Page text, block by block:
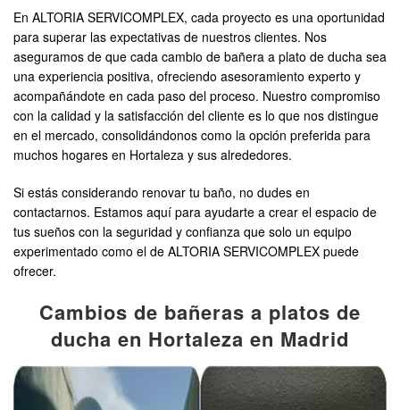
En ALTORIA SERVICOMPLEX, cada proyecto es una oportunidad
para superar las expectativas de nuestros clientes. Nos
aseguramos de que cada cambio de bañera a plato de ducha sea
una experiencia positiva, ofreciendo asesoramiento experto y
acompañándote en cada paso del proceso. Nuestro compromiso
con la calidad y la satisfacción del cliente es lo que nos distingue
en el mercado, consolidándonos como la opción preferida para
muchos hogares en Hortaleza y sus alrededores.
Si estás considerando renovar tu baño, no dudes en
contactarnos. Estamos aquí para ayudarte a crear el espacio de
tus sueños con la seguridad y confianza que solo un equipo
experimentado como el de ALTORIA SERVICOMPLEX puede
ofrecer.
Cambios de bañeras a platos de
ducha en Hortaleza en Madrid